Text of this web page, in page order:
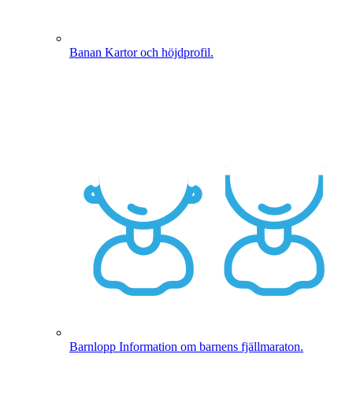
Banan Kartor och höjdprofil.
Barnlopp Information om barnens fjällmaraton.